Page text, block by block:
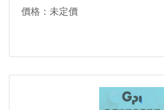
價格：未定價